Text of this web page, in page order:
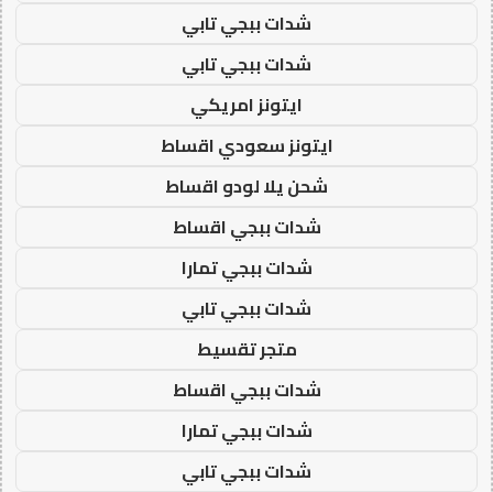
شدات ببجي تابي
شدات ببجي تابي
ايتونز امريكي
ايتونز سعودي اقساط
شحن يلا لودو اقساط
شدات ببجي اقساط
شدات ببجي تمارا
شدات ببجي تابي
متجر تقسيط
شدات ببجي اقساط
شدات ببجي تمارا
شدات ببجي تابي